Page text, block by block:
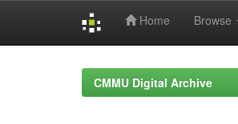
Home Browse
CMMU Digital Archive